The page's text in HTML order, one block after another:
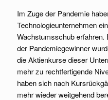
Im Zuge der Pandemie
Technologieunternehmen
Wachstumsschub
der Pandemiegewinner
die Aktienkurse dieser
mehr zu rechtfertigende
haben sich nach
mehr wieder weitgehend